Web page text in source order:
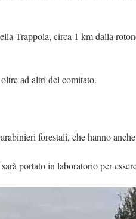
Trappola, circa 1 km dalla
ad altri del comitato.
forestali, che hanno
portato in laboratorio per